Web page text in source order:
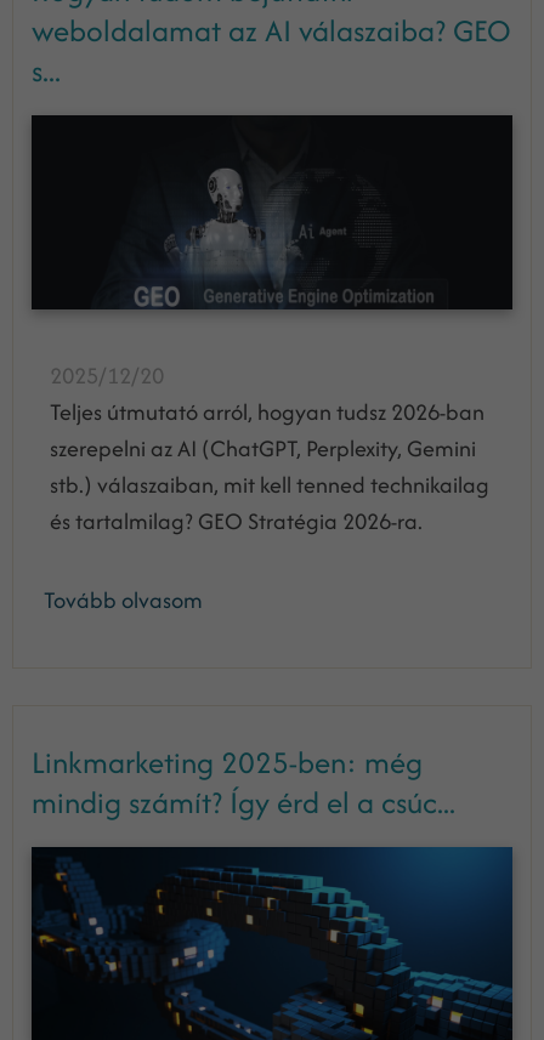
weboldalamat az AI válaszaiba? GEO
s...
2025/12/20
Teljes útmutató arról, hogyan tudsz 2026-ban
szerepelni az AI (ChatGPT, Perplexity, Gemini
stb.) válaszaiban, mit kell tenned technikailag
és tartalmilag? GEO Stratégia 2026-ra.
Tovább olvasom
Linkmarketing 2025-ben: még
mindig számít? Így érd el a csúc...